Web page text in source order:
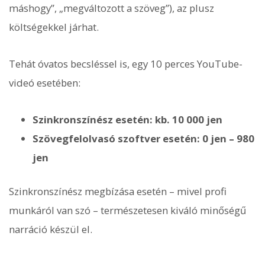
máshogy”, „megváltozott a szöveg”), az plusz
költségekkel járhat.
Tehát óvatos becsléssel is, egy 10 perces YouTube-
videó esetében:
Szinkronszínész esetén: kb. 10 000 jen
Szövegfelolvasó szoftver esetén: 0 jen – 980
jen
Szinkronszínész megbízása esetén – mivel profi
munkáról van szó – természetesen kiváló minőségű
narráció készül el.